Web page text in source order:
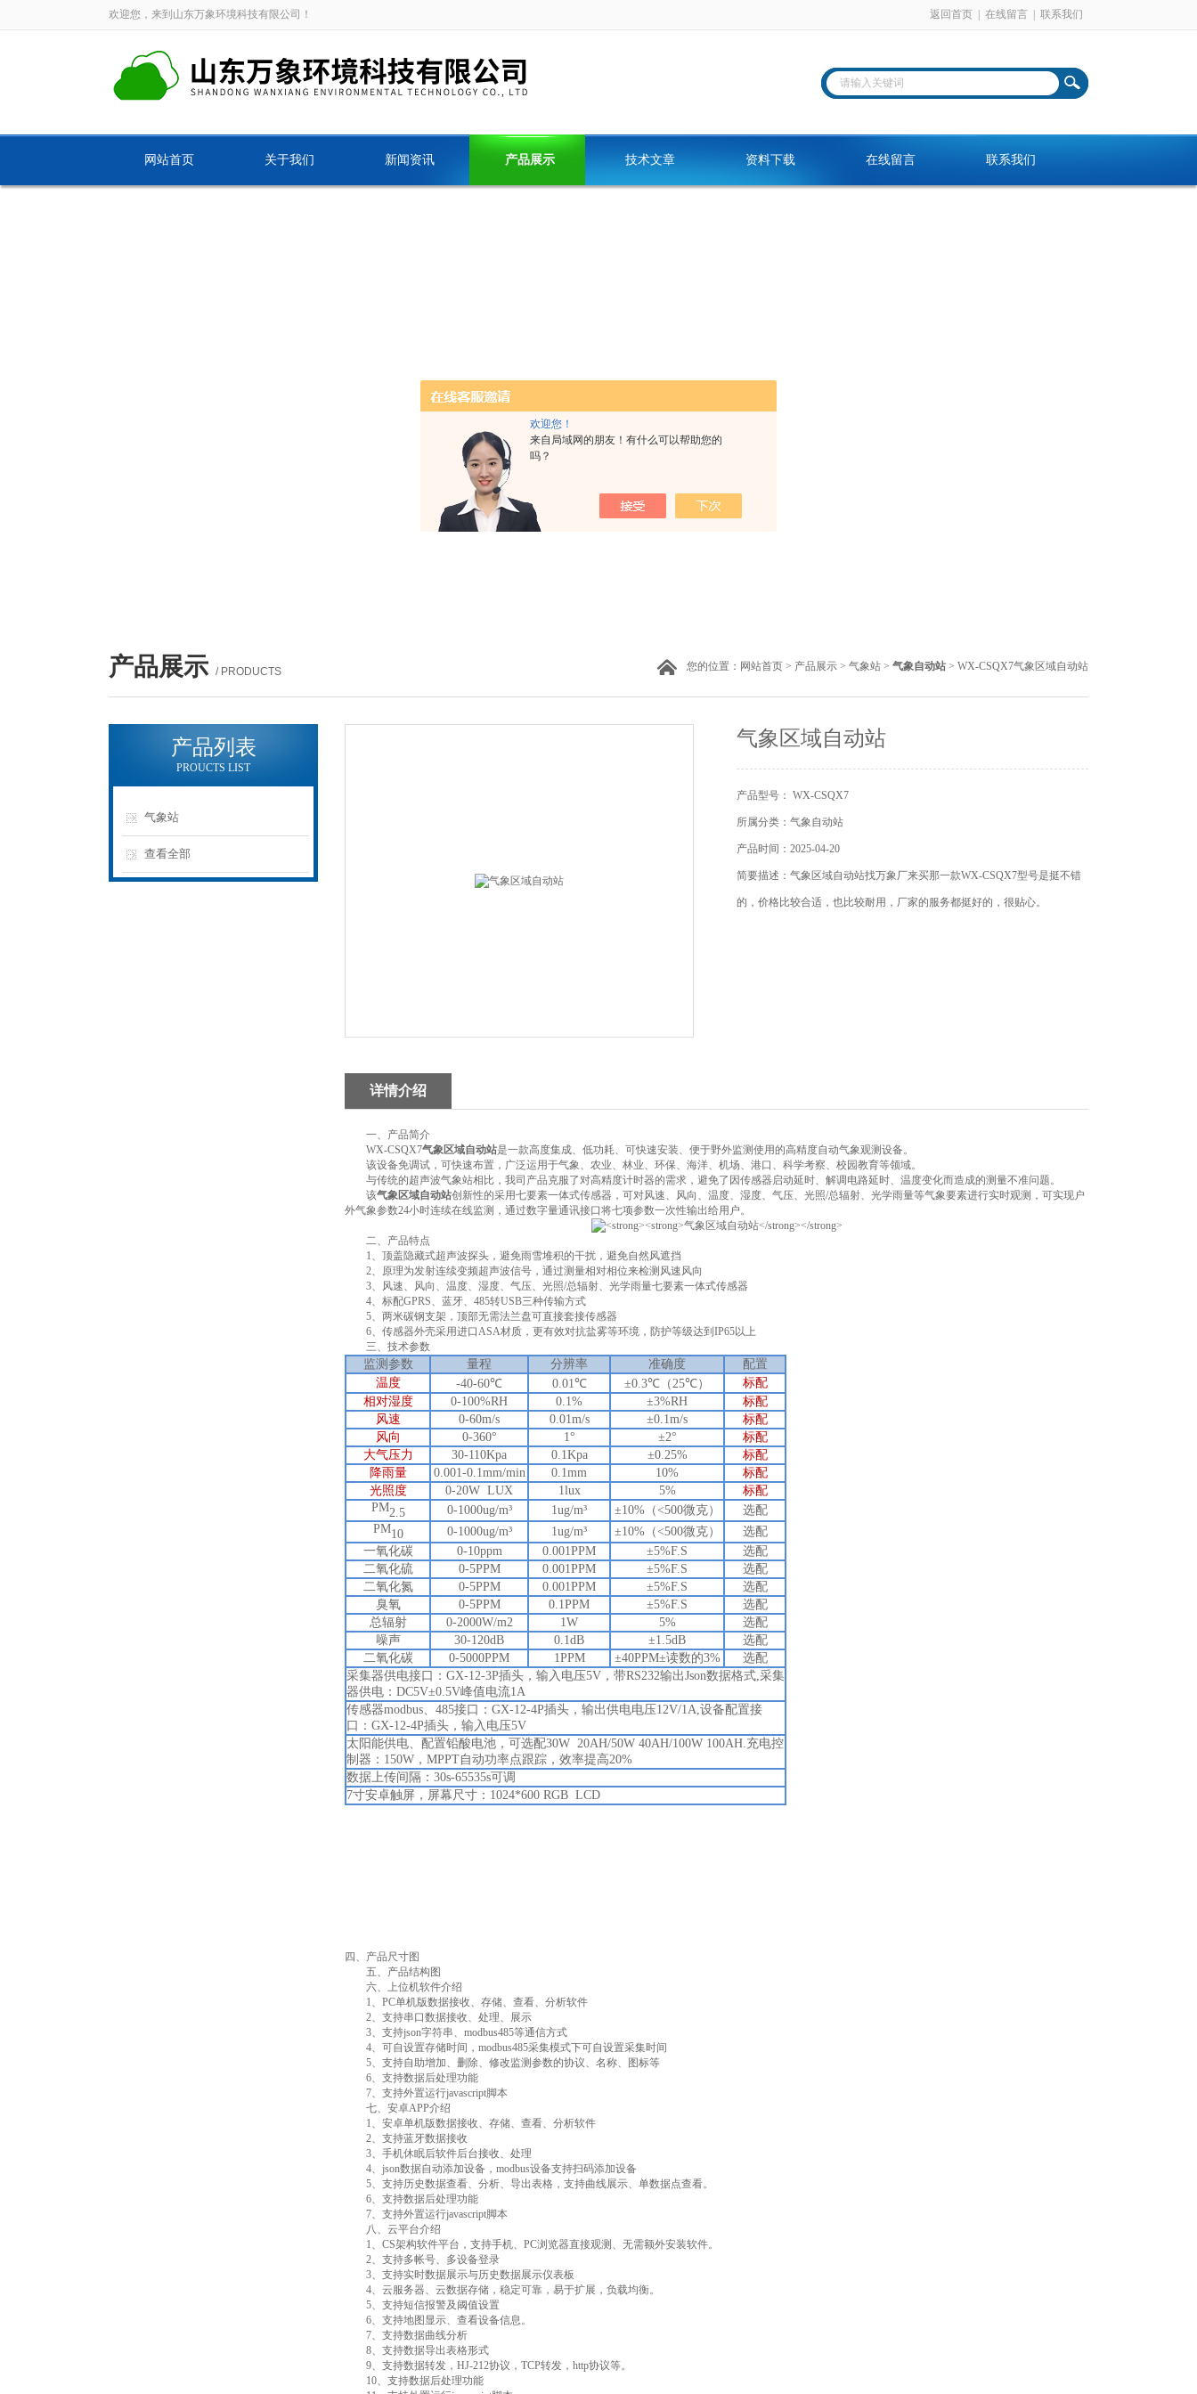
欢迎您！
来自局域网的朋友！有什么可以帮助您的
吗？
欢迎您，来到山东万象环境科技有限公司！ 返回首页 在线留言 联系我们
网站首页 关于我们 新闻资讯 产品展示 技术文章 资料下载 在线留言 联系我们
产品展示 / PRODUCTS 您的位置： 网站首页 > 产品展示 > 气象站 > 气象自动站 > WX-CSQX7气象区域自动站
产品列表
PROUCTS LIST
气象站
查看全部
气象区域自动站
产品型号： WX-CSQX7
所属分类：气象自动站
产品时间：2025-04-20
简要描述：气象区域自动站找万象厂来买那一款WX-CSQX7型号是挺不错
的，价格比较合适，也比较耐用，厂家的服务都挺好的，很贴心。
详情介绍
一、产品简介
WX-CSQX7气象区域自动站是一款高度集成、低功耗、可快速安装、便于野外监测使用的高精度自动气象观测设备。
该设备免调试，可快速布置，广泛运用于气象、农业、林业、环保、海洋、机场、港口、科学考察、校园教育等领域。
与传统的超声波气象站相比，我司产品克服了对高精度计时器的需求，避免了因传感器启动延时、解调电路延时、温度变化而造成的测量不准问题。
该气象区域自动站创新性的采用七要素一体式传感器，可对风速、风向、温度、湿度、气压、光照/总辐射、光学雨量等气象要素进行实时观测，可实现户
外气象参数24小时连续在线监测，通过数字量通讯接口将七项参数一次性输出给用户。
二、产品特点
1、顶盖隐藏式超声波探头，避免雨雪堆积的干扰，避免自然风遮挡
2、原理为发射连续变频超声波信号，通过测量相对相位来检测风速风向
3、风速、风向、温度、湿度、气压、光照/总辐射、光学雨量七要素一体式传感器
4、标配GPRS、蓝牙、485转USB三种传输方式
5、两米碳钢支架，顶部无需法兰盘可直接套接传感器
6、传感器外壳采用进口ASA材质，更有效对抗盐雾等环境，防护等级达到IP65以上
三、技术参数
监测参数 量程 分辨率 准确度
配置
温度
-40-60℃ 0.01℃ ±0.3℃（25℃） 标配
相对湿度
0-100%RH 0.1% ±3%RH 标配
风速
0-60m/s 0.01m/s ±0.1m/s 标配
风向
0-360° 1° ±2° 标配
大气压力
30-110Kpa 0.1Kpa ±0.25% 标配
降雨量
0.001-0.1mm/min 0.1mm 10% 标配
光照度
0-20W LUX 1lux 5% 标配
PM2.5 0-1000ug/m³ 1ug/m³ ±10%（<500微克）
选配
PM10 0-1000ug/m³ 1ug/m³ ±10%（<500微克）
选配
一氧化碳
0-10ppm 0.001PPM ±5%F.S
选配
二氧化硫
0-5PPM 0.001PPM ±5%F.S
选配
二氧化氮
0-5PPM 0.001PPM ±5%F.S
选配
臭氧
0-5PPM 0.1PPM ±5%F.S
选配
总辐射 0-2000W/m2 1W 5%
选配
噪声
30-120dB 0.1dB ±1.5dB
选配
二氧化碳
0-5000PPM 1PPM ±40PPM±读数的3%
选配
采集器供电接口：GX-12-3P插头，输入电压5V，带RS232输出Json数据格式,采集
器供电：DC5V±0.5V峰值电流1A
传感器modbus、485接口：GX-12-4P插头，输出供电电压12V/1A,设备配置接
口：GX-12-4P插头，输入电压5V
太阳能供电、配置铅酸电池，可选配30W 20AH/50W 40AH/100W 100AH.充电控
制器：150W，MPPT自动功率点跟踪，效率提高20%
数据上传间隔：30s-65535s可调
7寸安卓触屏，屏幕尺寸：1024*600 RGB LCD
四、产品尺寸图
五、产品结构图
六、上位机软件介绍
1、PC单机版数据接收、存储、查看、分析软件
2、支持串口数据接收、处理、展示
3、支持json字符串、modbus485等通信方式
4、可自设置存储时间，modbus485采集模式下可自设置采集时间
5、支持自助增加、删除、修改监测参数的协议、名称、图标等
6、支持数据后处理功能
7、支持外置运行javascript脚本
七、安卓APP介绍
1、安卓单机版数据接收、存储、查看、分析软件
2、支持蓝牙数据接收
3、手机休眠后软件后台接收、处理
4、json数据自动添加设备，modbus设备支持扫码添加设备
5、支持历史数据查看、分析、导出表格，支持曲线展示、单数据点查看。
6、支持数据后处理功能
7、支持外置运行javascript脚本
八、云平台介绍
1、CS架构软件平台，支持手机、PC浏览器直接观测、无需额外安装软件。
2、支持多帐号、多设备登录
3、支持实时数据展示与历史数据展示仪表板
4、云服务器、云数据存储，稳定可靠，易于扩展，负载均衡。
5、支持短信报警及阈值设置
6、支持地图显示、查看设备信息。
7、支持数据曲线分析
8、支持数据导出表格形式
9、支持数据转发，HJ-212协议，TCP转发，http协议等。
10、支持数据后处理功能